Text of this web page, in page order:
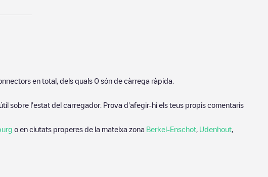
en total, dels quals 0 són de càrrega ràpida.
sobre l'estat del carregador. Prova d'afegir-hi els teus propis comentaris
o en ciutats properes de la mateixa zona Berkel-Enschot Udenhout